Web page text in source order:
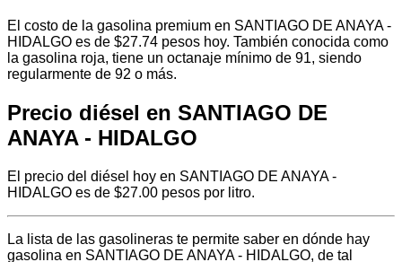
El costo de la gasolina premium en SANTIAGO DE ANAYA -
HIDALGO es de $27.74 pesos hoy. También conocida como
la gasolina roja, tiene un octanaje mínimo de 91, siendo
regularmente de 92 o más.
Precio diésel en SANTIAGO DE
ANAYA - HIDALGO
El precio del diésel hoy en SANTIAGO DE ANAYA -
HIDALGO es de $27.00 pesos por litro.
La lista de las gasolineras te permite saber en dónde hay
gasolina en SANTIAGO DE ANAYA - HIDALGO, de tal